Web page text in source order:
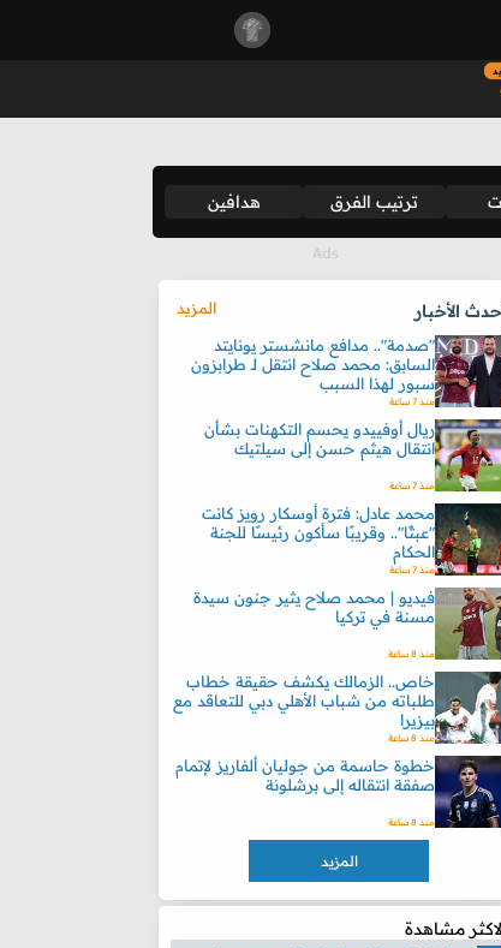
ترتيب الفرق هدافين
الأخبار
المزيد
"صدمة".. مدافع مانشستر يونايتد
السابق: محمد صلاح انتقل لـ طرابزون
سبور لهذا السبب
منذ 7 ساعة
ريال أوفييدو يحسم التكهنات بشأن
انتقال هيثم حسن إلى سيلتيك
منذ 7 ساعة
محمد عادل: فترة أوسكار رويز كانت
"عبثًا".. وقريبًا سأكون رئيسًا للجنة
الحكام
منذ 7 ساعة
فيديو | محمد صلاح يثير جنون سيدة
مسنة في تركيا
منذ 8 ساعة
خاص.. الزمالك يكشف حقيقة خطاب
طلباته من شباب الأهلي دبي للتعاقد مع
بيزيرا
منذ 8 ساعة
خطوة حاسمة من جوليان ألفاريز لإتمام
صفقة انتقاله إلى برشلونة
منذ 8 ساعة
المزيد
مشاهدة